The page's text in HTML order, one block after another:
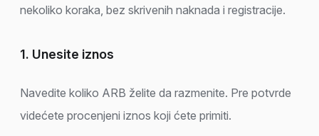
nekoliko koraka, bez skrivenih naknada i registracije.
1. Unesite iznos
Navedite koliko ARB želite da razmenite. Pre potvrde
videćete procenjeni iznos koji ćete primiti.